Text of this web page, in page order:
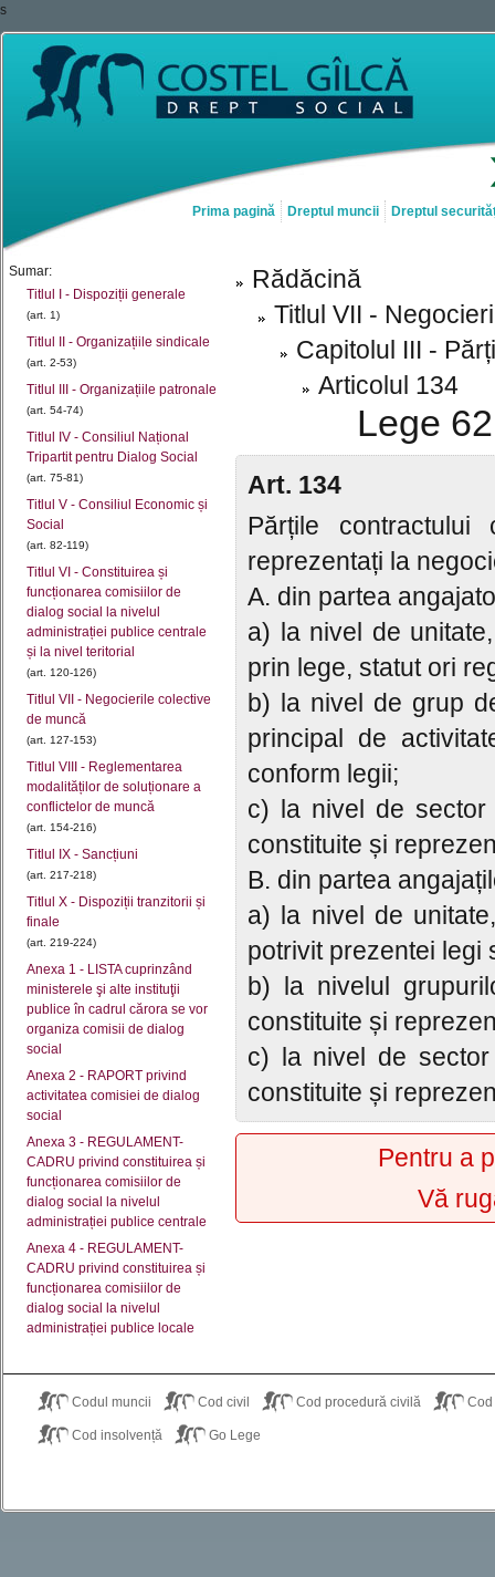
s
Prima pagină Dreptul muncii Dreptul
Sumar:
Titlul I - Dispoziții generale
(art. 1)
Titlul II - Organizațiile sindicale
(art. 2-53)
Titlul III - Organizațiile patronale
(art. 54-74)
Titlul IV - Consiliul Național
Tripartit pentru Dialog Social
(art. 75-81)
Titlul V - Consiliul Economic și
Social
(art. 82-119)
Titlul VI - Constituirea și
funcționarea comisiilor de
dialog social la nivelul
administrației publice centrale
și la nivel teritorial
(art. 120-126)
Titlul VII - Negocierile colective
de muncă
(art. 127-153)
Titlul VIII - Reglementarea
modalităților de soluționare a
conflictelor de muncă
(art. 154-216)
Titlul IX - Sancțiuni
(art. 217-218)
Titlul X - Dispoziții tranzitorii și
finale
(art. 219-224)
Anexa 1 - LISTA cuprinzând
ministerele şi alte instituţii
publice în cadrul cărora se vor
organiza comisii de dialog
social
Anexa 2 - RAPORT privind
activitatea comisiei de dialog
social
Anexa 3 - REGULAMENT-
CADRU privind constituirea și
funcționarea comisiilor de
dialog social la nivelul
administrației publice centrale
Anexa 4 - REGULAMENT-
CADRU privind constituirea și
funcționarea comisiilor de
dialog social la nivelul
administrației publice locale
Rădăcină
Titlul VII -
Capitolul III -
Articolul 134
Lege
Art. 134
Părțile
reprezentați la
A. din partea
a) la nivel de
prin lege, statut ori
b) la nivel de grup
principal de
conform legii;
c) la nivel de sector
constituite și
B. din partea
a) la nivel de
potrivit prezentei legi
b) la nivelul
constituite și
c) la nivel de sector
constituite și
Pentru a
Vă
Codul muncii Cod civil Cod procedură civilă
Cod insolvență Go Lege